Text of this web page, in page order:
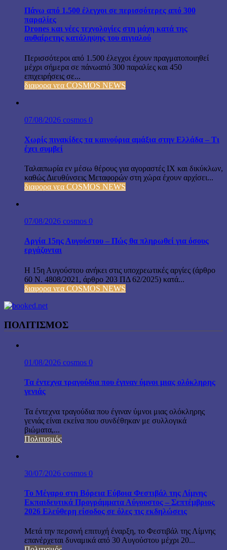
Πάνω από 1.500 έλεγχοι σε περισσότερες από 300
παραλίες
Drones και νέες τεχνολογίες στη μάχη κατά της
αυθαίρετης κατάληψης του αιγιαλού
Περισσότεροι από 1.500 έλεγχοι έχουν πραγματοποιηθεί
μέχρι σήμερα σε πάνωαπό 300 παραλίες και 450
επιχειρήσεις σε...
διαφορα νεα COSMOS NEWS
07/08/2026 cosmos 0
Χωρίς πινακίδες τα καινούρια αμάξια στην Ελλάδα – Τι
έχει συμβεί
Ταλαιπωρία εν μέσω θέρους για αγοραστές ΙΧ και δικύκλων,
καθώς Διευθύνσεις Μεταφορών στη χώρα έχουν αρχίσει...
διαφορα νεα COSMOS NEWS
07/08/2026 cosmos 0
Αργία 15ης Αυγούστου – Πώς θα πληρωθεί για όσους
εργάζονται
Η 15η Αυγούστου ανήκει στις υποχρεωτικές αργίες (άρθρο
60 Ν. 4808/2021, άρθρο 203 ΠΔ 62/2025) κατά...
διαφορα νεα COSMOS NEWS
ΠΟΛΙΤΙΣΜΟΣ
01/08/2026 cosmos 0
Τα έντεχνα τραγούδια που έγιναν ύμνοι μιας ολόκληρης
γενιάς
Τα έντεχνα τραγούδια που έγιναν ύμνοι μιας ολόκληρης
γενιάς είναι εκείνα που συνδέθηκαν με συλλογικά
βιώματα,...
Πολιτισμός
30/07/2026 cosmos 0
Το Μέγαρο στη Βόρεια Εύβοια Φεστιβάλ της Λίμνης
Εκπαιδευτικά Προγράμματα Αύγουστος – Σεπτέμβριος
2026 Ελεύθερη είσοδος σε όλες τις εκδηλώσεις
Μετά την περσινή επιτυχή έναρξη, το Φεστιβάλ της Λίμνης
επανέρχεται δυναμικά από 30 Αυγούστου μέχρι 20...